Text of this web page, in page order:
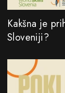
Kakšna je
Sloveniji?